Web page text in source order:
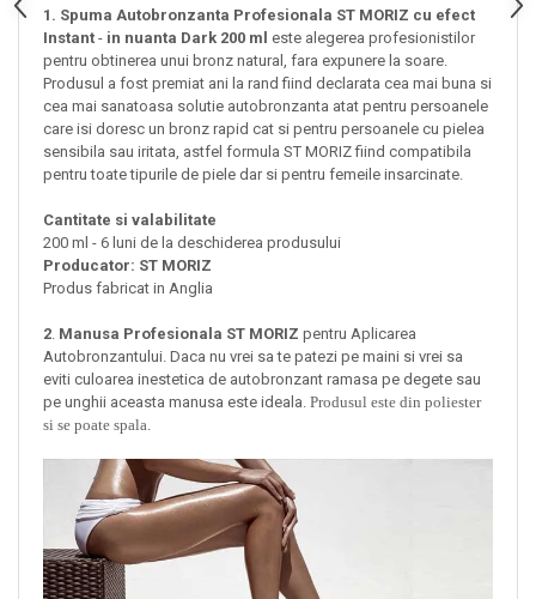
1. Spuma Autobronzanta Profesionala ST MORIZ cu efect
Instant - in nuanta Dark 200 ml este alegerea profesionistilor
pentru obtinerea unui bronz natural, fara expunere la soare.
Produsul a fost premiat ani la rand fiind declarata cea mai buna si
cea mai sanatoasa solutie autobronzanta atat pentru persoanele
care isi doresc un bronz rapid cat si pentru persoanele cu pielea
sensibila sau iritata, astfel formula ST MORIZ fiind compatibila
pentru toate tipurile de piele dar si pentru femeile insarcinate.
Cantitate si valabilitate
200 ml - 6 luni de la deschiderea produsului
Producator: ST MORIZ
Produs fabricat in Anglia
2. Manusa Profesionala ST MORIZ pentru Aplicarea
Autobronzantului. Daca nu vrei sa te patezi pe maini si vrei sa
eviti culoarea inestetica de autobronzant ramasa pe degete sau
pe unghii aceasta manusa este ideala. Produsul este din poliester
si se poate spala.